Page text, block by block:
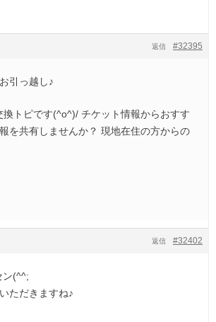
#32395
返信
引っ越し♪
トピです(^o^)/ チケット情報からおすす
を共有しませんか？ 現地在住の方からの
#32402
返信
ン(^^;
ただきますね♪